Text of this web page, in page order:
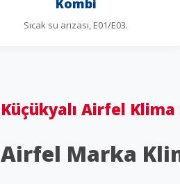
Kombi
Sıcak su arızası, E01/E03.
Küçükyalı Airfel Klima
Airfel Marka